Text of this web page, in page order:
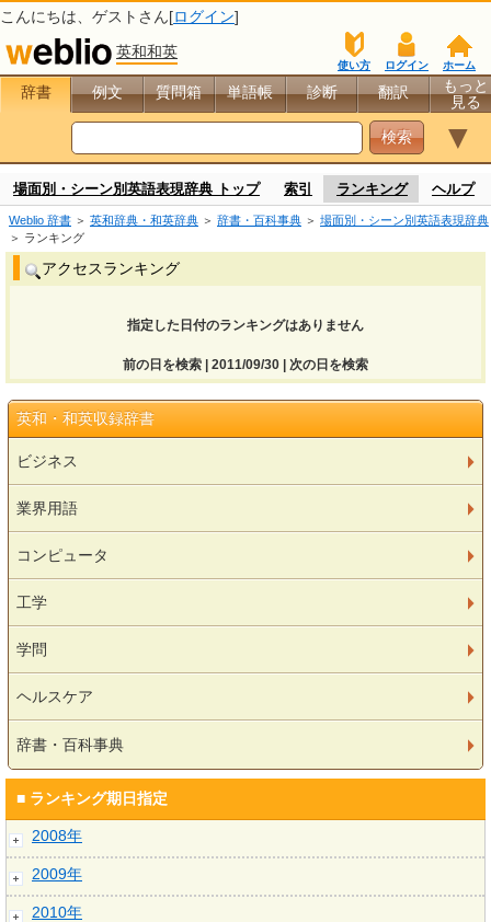
こんにちは、 ゲスト さん[ログイン]
英和和英
ホーム
ログイン
使い方
辞書 例文 質問箱 単語帳 診断 翻訳
もっと
見る
▼
場面別・シーン別英語表現辞典 トップ 索引 ランキング ヘルプ
Weblio 辞書 ＞ 英和辞典・和英辞典 ＞ 辞書・百科事典 ＞ 場面別・シーン別英語表現辞典
＞ ランキング
アクセスランキング
指定した日付のランキングはありません
前の日を検索 | 2011/09/30 | 次の日を検索
英和・和英収録辞書
ビジネス
業界用語
コンピュータ
工学
学問
ヘルスケア
辞書・百科事典
■ ランキング期日指定
2008年
2009年
2010年